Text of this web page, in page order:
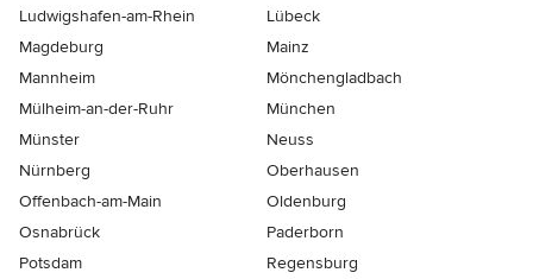
Ludwigshafen-am-Rhein
Lübeck
Magdeburg
Mainz
Mannheim
Mönchen­gladbach
Mülheim-an-der-Ruhr
München
Münster
Neuss
Nürnberg
Oberhausen
Offenbach-am-Main
Oldenburg
Osnabrück
Paderborn
Potsdam
Regensburg